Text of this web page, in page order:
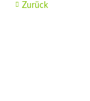
Zurück